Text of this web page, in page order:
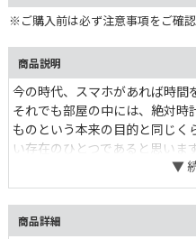
※ご購入前は必ず注意事項をご確認
商品説明
今の時代、スマホがあれば時間
それでも部屋の中には、絶対時
ものという本来の目的と同じく
い存在のひとつであると思いま
ンテリアと一緒に棚に並べて置
時計です。 またスイープムー
います。 シャープすぎない三
ンに。そしてどこか清潔感のあ
商品詳細